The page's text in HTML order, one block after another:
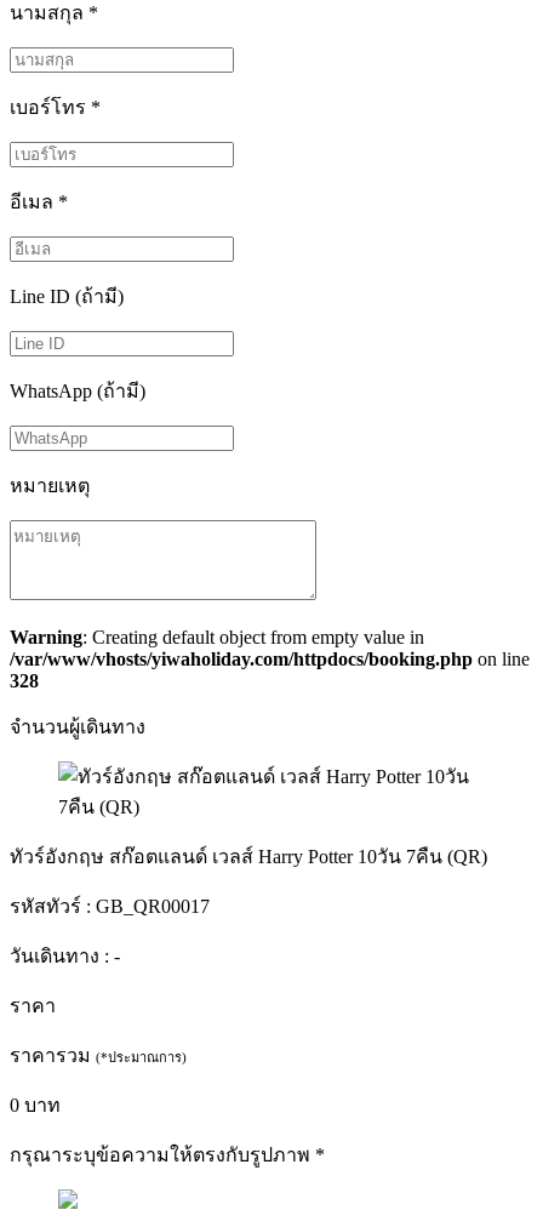
นามสกุล *
เบอร์โทร *
อีเมล *
Line ID (ถ้ามี)
WhatsApp (ถ้ามี)
หมายเหตุ
Warning: Creating default object from empty value in
/var/www/vhosts/yiwaholiday.com/httpdocs/booking.php on line
328
จำนวนผู้เดินทาง
ทัวร์อังกฤษ สก๊อตแลนด์ เวลส์ Harry Potter 10วัน 7คืน (QR)
รหัสทัวร์ : GB_QR00017
วันเดินทาง : -
ราคา
ราคารวม (*ประมาณการ)
0 บาท
กรุณาระบุข้อความให้ตรงกับรูปภาพ *